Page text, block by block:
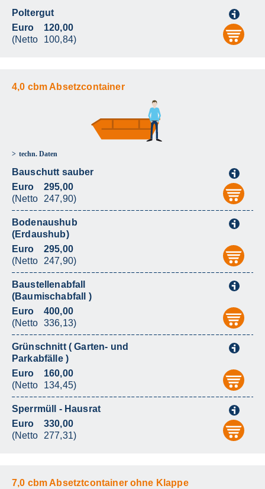
Poltergut
Euro
(Netto
120,00
100,84)
4,0 cbm Absetzcontainer
techn. Daten
Bauschutt sauber
Euro
(Netto
295,00
247,90)
Bodenaushub
(Erdaushub)
Euro
(Netto
295,00
247,90)
Baustellenabfall
(Baumischabfall )
Euro
(Netto
400,00
336,13)
Grünschnitt ( Garten- und
Parkabfälle )
Euro
(Netto
160,00
134,45)
Sperrmüll - Hausrat
Euro
(Netto
330,00
277,31)
7,0 cbm Absetztcontainer ohne Klappe